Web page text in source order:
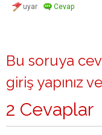
Bu soruya
giriş yapınız
2 Cevaplar